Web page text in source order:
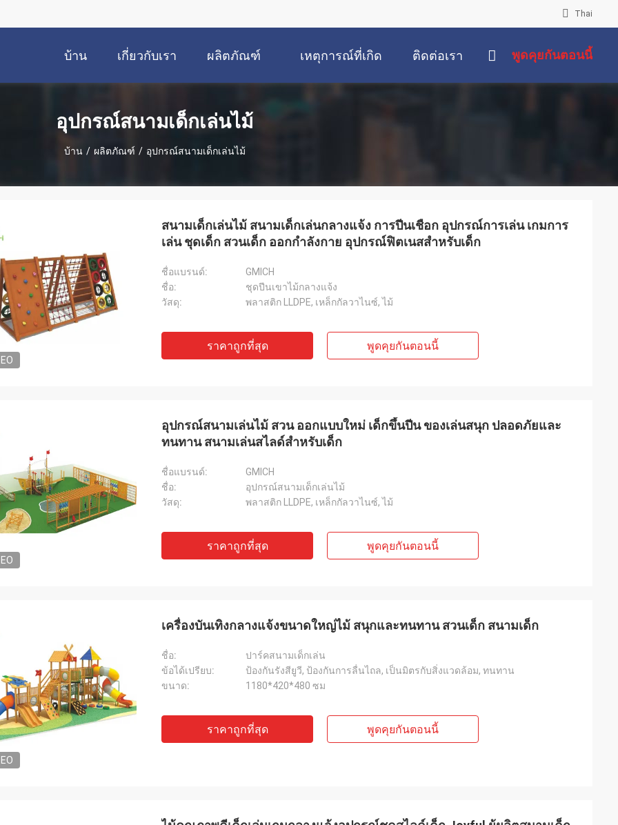
Thai
บ้าน เกี่ยวกับเรา ผลิตภัณฑ์ เหตุการณ์ที่เกิด ติดต่อเรา พูดคุยกันตอนนี้
อุปกรณ์สนามเด็กเล่นไม้
บ้าน / ผลิตภัณฑ์ / อุปกรณ์สนามเด็กเล่นไม้
สนามเด็กเล่นไม้ สนามเด็กเล่นกลางแจ้ง การปีนเชือก อุปกรณ์การเล่น เกมการ
เล่น ชุดเด็ก สวนเด็ก ออกกําลังกาย อุปกรณ์ฟิตเนสสําหรับเด็ก
ชื่อแบรนด์:
GMICH
ชื่อ:
ชุดปีนเขาไม้กลางแจ้ง
วัสดุ:
พลาสติก LLDPE, เหล็กกัลวาไนซ์, ไม้
ราคาถูกที่สุด พูดคุยกันตอนนี้
อุปกรณ์สนามเล่นไม้ สวน ออกแบบใหม่ เด็กขึ้นปีน ของเล่นสนุก ปลอดภัยและ
ทนทาน สนามเล่นสไลด์สําหรับเด็ก
ชื่อแบรนด์:
GMICH
ชื่อ:
อุปกรณ์สนามเด็กเล่นไม้
วัสดุ:
พลาสติก LLDPE, เหล็กกัลวาไนซ์, ไม้
ราคาถูกที่สุด พูดคุยกันตอนนี้
เครื่องบันเทิงกลางแจ้งขนาดใหญ่ไม้ สนุกและทนทาน สวนเด็ก สนามเด็ก
ชื่อ:
ปาร์คสนามเด็กเล่น
ข้อได้เปรียบ:
ป้องกันรังสียูวี, ป้องกันการลื่นไถล, เป็นมิตรกับสิ่งแวดล้อม, ทนทาน
ขนาด:
1180*420*480 ซม
ราคาถูกที่สุด พูดคุยกันตอนนี้